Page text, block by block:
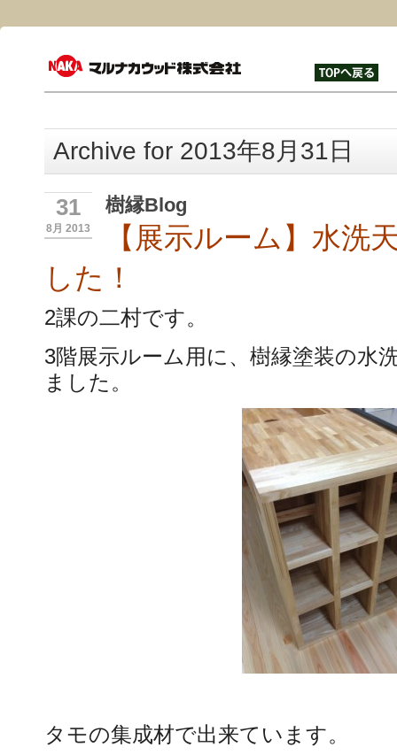
Archive for 2013年8月31日
31
8月 2013
樹縁Blog
【展示ルーム】水洗
した！
2課の二村です。
3階展示ルーム用に、樹縁塗装の水
ました。
タモの集成材で出来ています。